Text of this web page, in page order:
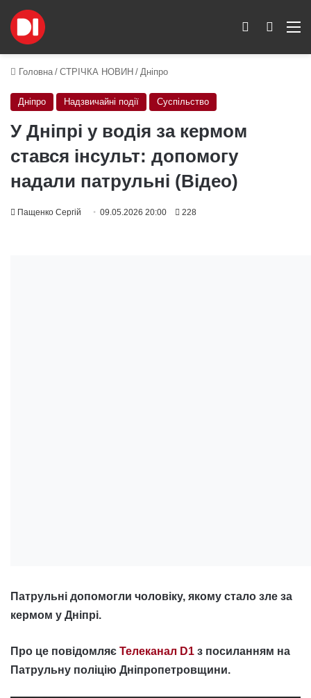
Пошук
Switch skin
Головна / СТРІЧКА НОВИН / Дніпро
Дніпро Надзвичайні події Суспільство
У Дніпрі у водія за кермом
стався інсульт: допомогу
надали патрульні (Відео)
Пащенко Сергій 09.05.2026 20:00 228
Патрульні допомогли чоловіку, якому стало зле за
кермом у Дніпрі.
Про це повідомляє Телеканал D1 з посиланням на
Патрульну поліцію Дніпропетровщини.